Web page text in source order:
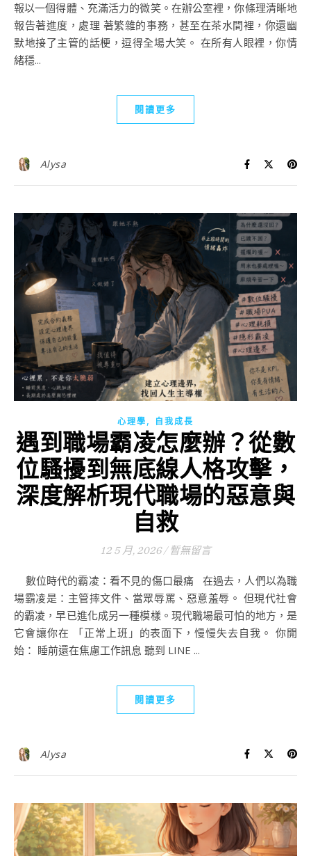
報以一個得體、充滿活力的微笑。在辦公室裡，你條理清晰地
報告著進度，處理 著繁雜的事務，甚至在茶水間裡，你還幽
默地接了主管的話梗，逗得全場大笑。 在所有人眼裡，你情
緒穩...
閱讀更多
Alysa
心理學, 自我成長
遇到職場霸凌怎麼辦？從數
位騷擾到無底線人格攻擊，
深度解析現代職場的惡意與
自救
12 5 月, 2026 / 暫無留言
數位時代的霸凌：看不見的傷口最痛 在過去，人們以為職
場霸凌是：主管摔文件、當眾辱罵、惡意羞辱。 但現代社會
的霸凌，早已進化成另一種模樣。現代職場最可怕的地方，是
它會讓你在 「正常上班」的表面下，慢慢失去自我。 你開
始： 睡前還在焦慮工作訊息 聽到 LINE ...
閱讀更多
Alysa